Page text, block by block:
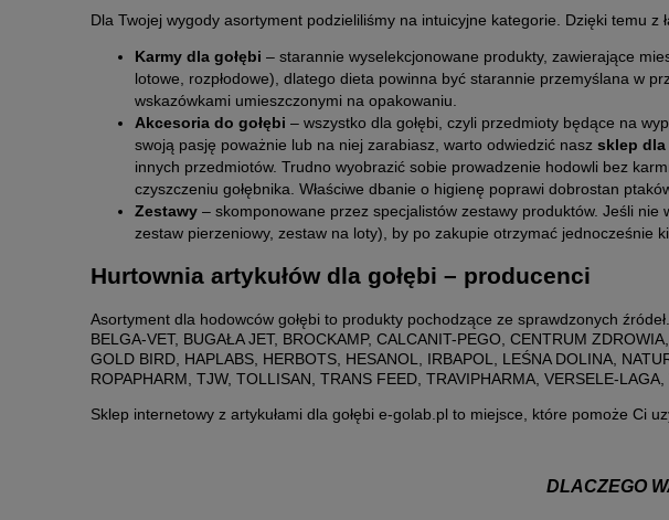
Dla Twojej wygody asortyment podzieliliśmy na intuicyjne kategorie. Dzięki temu
Karmy dla gołębi – starannie wyselekcjonowane produkty, zawierające
lotowe, rozpłodowe), dlatego dieta powinna być starannie przemyślana w
wskazówkami umieszczonymi na opakowaniu.
Akcesoria do gołębi – wszystko dla gołębi, czyli przedmioty będące na
swoją pasję poważnie lub na niej zarabiasz, warto odwiedzić nasz sklep dla
innych przedmiotów. Trudno wyobrazić sobie prowadzenie hodowli bez
czyszczeniu gołębnika. Właściwe dbanie o higienę poprawi dobrostan
Zestawy – skomponowane przez specjalistów zestawy produktów. Jeśli
zestaw pierzeniowy, zestaw na loty), by po zakupie otrzymać jednocześnie
Hurtownia artykułów dla gołębi – producenci
Asortyment dla hodowców gołębi to produkty pochodzące ze sprawdzonych
BELGA-VET, BUGAŁA JET, BROCKAMP, CALCANIT-PEGO, CENTRUM
GOLD BIRD, HAPLABS, HERBOTS, HESANOL, IRBAPOL, LEŚNA DOLINA,
ROPAPHARM, TJW, TOLLISAN, TRANS FEED, TRAVIPHARMA, VERSELE-
Sklep internetowy z artykułami dla gołębi e-golab.pl to miejsce, które pomoże Ci
DLACZEGO